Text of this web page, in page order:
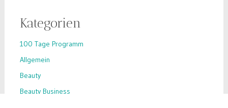
Kategorien
100 Tage Programm
Allgemein
Beauty
Beauty Business